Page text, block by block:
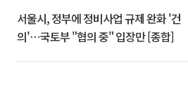
서울시, 정부에 정비사업 규제 완화 '건
의'⋯국토부 "협의 중" 입장만 [종합]